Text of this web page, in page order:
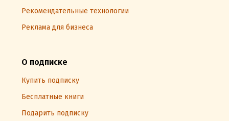
Рекомендательные технологии
Реклама для бизнеса
О подписке
Купить подписку
Бесплатные книги
Подарить подписку